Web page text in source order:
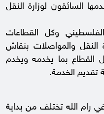
السائقون لوزارة النقل
وكل القطاعات
والمواصلات بنقاش
القطاع بما يخدمه ويخدم
تقديم الخدمة.
رام الله تختلف من بداية